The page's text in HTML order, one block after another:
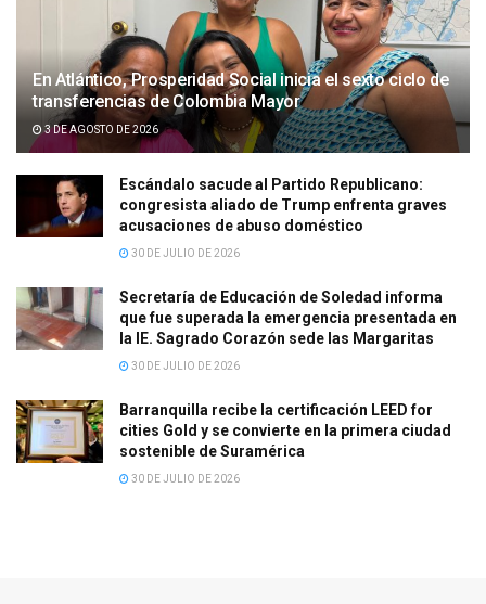
En Atlántico, Prosperidad Social inicia el sexto ciclo de
transferencias de Colombia Mayor
3 DE AGOSTO DE 2026
Escándalo sacude al Partido Republicano:
congresista aliado de Trump enfrenta graves
acusaciones de abuso doméstico
30 DE JULIO DE 2026
Secretaría de Educación de Soledad informa
que fue superada la emergencia presentada en
la IE. Sagrado Corazón sede las Margaritas
30 DE JULIO DE 2026
Barranquilla recibe la certificación LEED for
cities Gold y se convierte en la primera ciudad
sostenible de Suramérica
30 DE JULIO DE 2026